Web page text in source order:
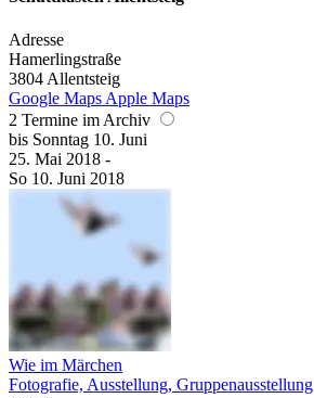
Adresse
Hamerlingstraße
3804 Allentsteig
Google Maps Apple Maps
2 Termine im Archiv
bis Sonntag 10. Juni
25. Mai 2018 -
So 10. Juni 2018
Wie im Märchen
Fotografie, Ausstellung, Gruppenausstellung